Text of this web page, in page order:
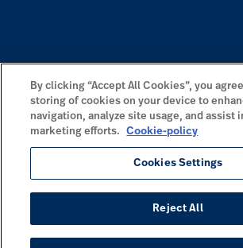
By clicking “Accept All Cookies”, you
storing of cookies on your device to
navigation, analyze site usage, and assist
marketing efforts.
Cookie-policy
Cookies Settings
Reject All